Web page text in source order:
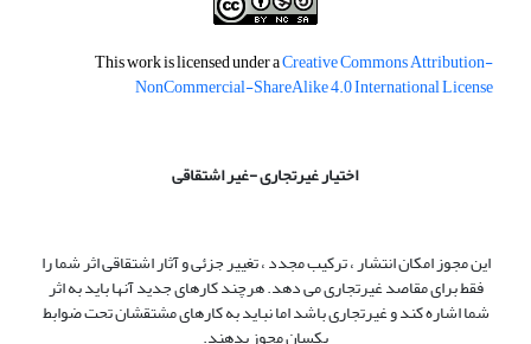
This work is licensed under aCreative Commons Attribution-
NonCommercial-ShareAlike 4.0 International License
اختیار غیرتجاری -غیر اشتقاقی
این مجوز امکان انتشار ، ترکیب مجدد ، تغییر جزئی و آثار اشتقاقی اثر شما را
فقط برای مقاصد غیرتجاری می دهد. هرچند کارهای جدید آنها باید به اثر
شما اشاره کند و غیرتجاری باشد اما نباید به کارهای مشتقشان تحت ضوابط